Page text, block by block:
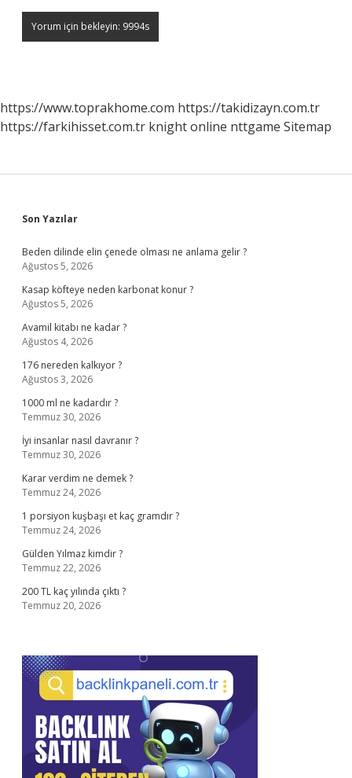
https://www.toprakhome.com https://takidizayn.com.tr
https://farkihisset.com.tr knight online nttgame Sitemap
Sidebar
Son Yazılar
Beden dilinde elin çenede olması ne anlama gelir ?
Ağustos 5, 2026
Kasap köfteye neden karbonat konur ?
Ağustos 5, 2026
Avamil kitabı ne kadar ?
Ağustos 4, 2026
176 nereden kalkıyor ?
Ağustos 3, 2026
1000 ml ne kadardır ?
Temmuz 30, 2026
İyi insanlar nasıl davranır ?
Temmuz 30, 2026
Karar verdim ne demek ?
Temmuz 24, 2026
1 porsiyon kuşbaşı et kaç gramdır ?
Temmuz 24, 2026
Gülden Yılmaz kimdir ?
Temmuz 22, 2026
200 TL kaç yılında çıktı ?
Temmuz 20, 2026